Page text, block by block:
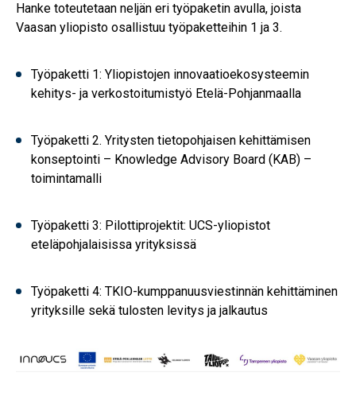
Hanke toteutetaan neljän eri työpaketin avulla, joista
Vaasan yliopisto osallistuu työpaketteihin 1 ja 3.
Työpaketti 1: Yliopistojen innovaatioekosysteemin
kehitys- ja verkostoitumistyö Etelä-Pohjanmaalla​
Työpaketti 2. Yritysten tietopohjaisen kehittämisen
konseptointi – Knowledge Advisory Board (KAB) –
toimintamalli​
Työpaketti 3: Pilottiprojektit: UCS-yliopistot
eteläpohjalaisissa yrityksissä​
Työpaketti 4: TKIO-kumppanuusviestinnän kehittäminen
yrityksille sekä tulosten levitys ja jalkautus
Image